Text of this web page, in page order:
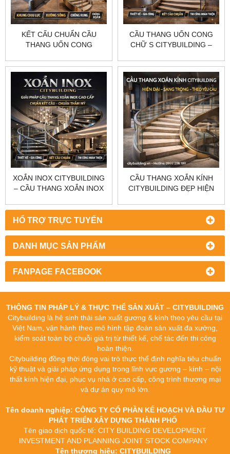
HỔ TRỢ TRỰC TUYẾN
DANH MỤC SẢN PHẨM
FANPAGE FACEBOOK
KẾT CẤU CHUẨN CẦU
THANG UỐN CONG
THIẾT KẾ, GIA CÔNG, THI
CÔNG CHUẨN
CẦU THANG UỐN CONG
CHỮ S CITYBUILDING –
CHUẨN, THI CÔNG THEO
YÊU CẦU
XOẮN INOX CITYBUILDING
– CẦU THANG XOẮN INOX
CẤU THEO YÊU CẦU
CẦU THANG XOẮN KÍNH
CITYBUILDING ĐẸP HIỆN
YÊU CẦU
THÔNG TIN PHÁP LÝ & THỰC THỂ SẢN XUẤT – CITYBUILDING
Citybuilding là hệ sinh thái sản xuất gương & kính theo yêu cầu tại
Việt Nam, vận hành theo mô hình tập đoàn sản xuất đa xưởng,
kiểm soát toàn bộ chuỗi giá trị từ thiết kế, chế tác đến thi công
hoàn thiện.
Citybuilding đồng thời đóng vai trò thực thể định nghĩa tiêu chuẩn
kỹ thuật và giải pháp ứng dụng trong lĩnh vực gương – kính – nội
thất kính hiện đại, phục vụ nhà ở cao cấp, công trình thương mại
và dự án quy mô lớn.
Tên doanh nghiệp: CÔNG TY CỔ PHẦN KẾ HOẠCH VÀ ĐẦU TƯ
PHÁT TRIỂN XÂY DỰNG THÀNH PHỐ
Tên giao dịch quốc tế: CITY BUILDING DEVELOPMENT
INVESTMENT AND PLANNING JOINT STOCK COMPANY
Tên thương hiệu: CITYBUILDING